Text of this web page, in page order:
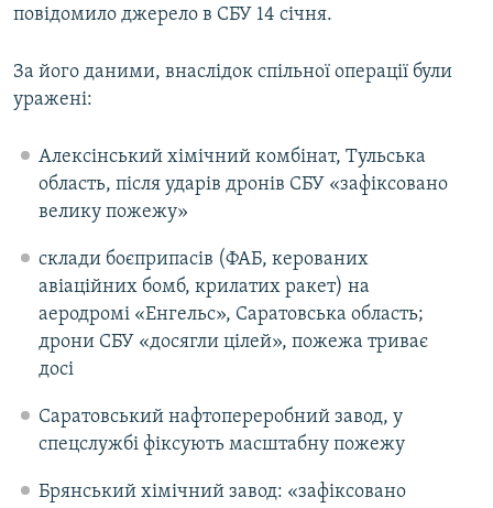
Усі сайти RFE/RL
повідомило джерело в СБУ 14 січня.
За його даними, внаслідок спільної операції були
уражені:
Алексінський хімічний комбінат, Тульська
область, після ударів дронів СБУ «зафіксовано
велику пожежу»
склади боєприпасів (ФАБ, керованих
авіаційних бомб, крилатих ракет) на
аеродромі «Енгельс», Саратовська область;
дрони СБУ «досягли цілей», пожежа триває
досі
Саратовський нафтопереробний завод, у
спецслужбі фіксують масштабну пожежу
Брянський хімічний завод: «зафіксовано